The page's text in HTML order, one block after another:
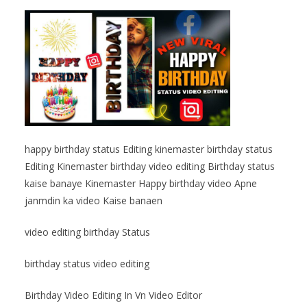
happy birthday status Editing kinemaster birthday status
Editing Kinemaster birthday video editing Birthday status
kaise banaye Kinemaster Happy birthday video Apne
janmdin ka video Kaise banaen
video editing birthday Status
birthday status video editing
Birthday Video Editing In Vn Video Editor